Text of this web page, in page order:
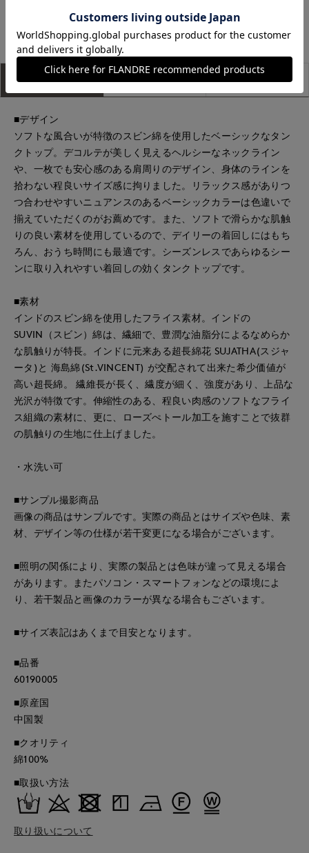
もっと見る
アイテム説明 サイズ詳細 購入レビュー
■デザイン
ソフトな風合いが特徴のスビン綿を使用したベーシックなタン
クトップ。デコルテが美しく見えるヘルシーなネックライン
や、一枚でも安心感のある肩周りのデザイン、身体のラインを
拾わない程良いサイズ感に拘りました。リラックス感がありつ
つ合わせやすいニュアンスのあるベーシックカラーは色違いで
揃えていただくのがお薦めです。また、ソフトで滑らかな肌触
りの良い素材を使用しているので、デイリーの着回しにはもち
ろん、おうち時間にも最適です。シーズンレスであらゆるシー
ンに取り入れやすい着回しの効くタンクトップです。
■素材
インドのスビン綿を使用したフライス素材。インドの
SUVIN（スビン）綿は、繊細で、豊潤な油脂分によるなめらか
な肌触りが特長。インドに元来ある超長綿花 SUJATHA(スジャ
ータ)と 海島綿(St.VINCENT) が交配されて出来た希少価値が
高い超長綿。 繊維長が長く、繊度が細く、強度があり、上品な
光沢が特徴です。伸縮性のある、程良い肉感のソフトなフライ
ス組織の素材に、更に、ローズぺトール加工を施すことで抜群
の肌触りの生地に仕上げました。
・水洗い可
■サンプル撮影商品
画像の商品はサンプルです。実際の商品とはサイズや色味、素
材、デザイン等の仕様が若干変更になる場合がございます。
■照明の関係により、実際の製品とは色味が違って見える場合
があります。またパソコン・スマートフォンなどの環境によ
り、若干製品と画像のカラーが異なる場合もございます。
■サイズ表記はあくまで目安となります。
■品番
60190005
■原産国
中国製
■クオリティ
綿100%
■取扱い方法
取り扱いについて